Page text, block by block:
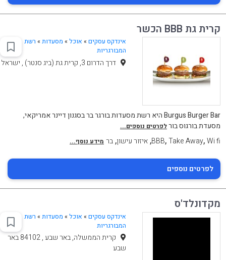
קרית גת BBB הכשר
אינדקס עסקים » אוכל» מסעדות» רשת
המבורגריות
דרך הדרום 3, קרית גת (ביג סנטר) , ישראל
Burgus Burger Bar היא רשת מסעדות בורגר בר בסגנון דיינר אמריקאי,
מסעדת בורגוס בורלפרטים נוספים...
BBB,Take Away,Wi fi
,איזור עישון,בר מידע נוסף...
לפרטים נוספים
מקדונלד'ס
אינדקס עסקים » אוכל» מסעדות» רשת
המבורגריות
קרית הממשלה, באר שבע , 84102 באר
שבע